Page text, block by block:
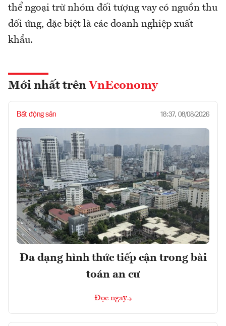
thể ngoại trừ nhóm đối tượng vay có nguồn thu
đối ứng, đặc biệt là các doanh nghiệp xuất
khẩu.
Mới nhất trên VnEconomy
Bất động sản 18:37, 08/08/2026
Đa dạng hình thức tiếp cận trong bài
toán an cư
Đọc ngay